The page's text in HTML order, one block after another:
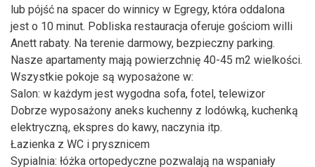
lub pójść na spacer do winnicy w Egregy, która oddalona
jest o 10 minut. Pobliska restauracja oferuje gościom willi
Anett rabaty. Na terenie darmowy, bezpieczny parking.
Nasze apartamenty mają powierzchnię 40-45 m2 wielkości.
Wszystkie pokoje są wyposażone w:
Salon: w każdym jest wygodna sofa, fotel, telewizor
Dobrze wyposażony aneks kuchenny z lodówką, kuchenką
elektryczną, ekspres do kawy, naczynia itp.
Łazienka z WC i prysznicem
Sypialnia: łóżka ortopedyczne pozwalają na wspaniały